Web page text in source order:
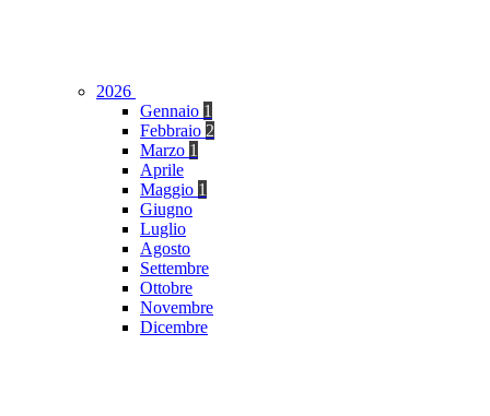
2026
Gennaio 1
Febbraio 2
Marzo 1
Aprile
Maggio 1
Giugno
Luglio
Agosto
Settembre
Ottobre
Novembre
Dicembre